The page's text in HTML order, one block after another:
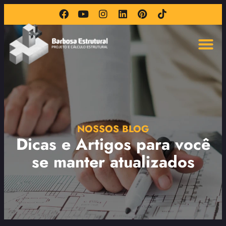
NOSSOS BLOG
Dicas e Artigos para você
se manter atualizados